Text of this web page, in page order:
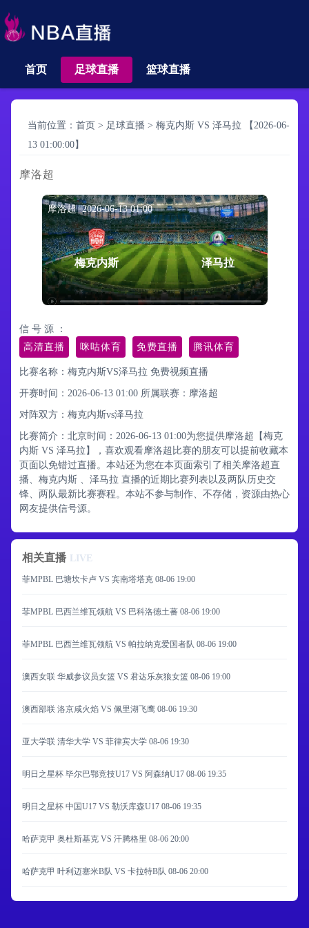
首页 足球直播 篮球直播
当前位置： 首页 > 足球直播 > 梅克内斯 VS 泽马拉 【2026-06-
13 01:00:00】
摩洛超
摩洛超 2026-06-13 01:00
梅克内斯 泽马拉
信 号 源 ：
高清直播
咪咕体育 免费直播 腾讯体育
比赛名称：梅克内斯VS泽马拉 免费视频直播
开赛时间：2026-06-13 01:00 所属联赛： 摩洛超
对阵双方：梅克内斯vs泽马拉
比赛简介：北京时间：2026-06-13 01:00为您提供摩洛超【梅克
内斯 VS 泽马拉】，喜欢观看摩洛超比赛的朋友可以提前收藏本
页面以免错过直播。本站还为您在本页面索引了相关摩洛超直
播、梅克内斯 、泽马拉 直播的近期比赛列表以及两队历史交
锋、两队最新比赛赛程。本站不参与制作、不存储，资源由热心
网友提供信号源。
相关直播 LIVE
菲MPBL 巴塘坎卡卢 VS 宾南塔塔克 08-06 19:00
菲MPBL 巴西兰维瓦领航 VS 巴科洛德土蕃 08-06 19:00
菲MPBL 巴西兰维瓦领航 VS 帕拉纳克爱国者队 08-06 19:00
澳西女联 华威参议员女篮 VS 君达乐灰狼女篮 08-06 19:00
澳西部联 洛京咸火焰 VS 佩里湖飞鹰 08-06 19:30
亚大学联 清华大学 VS 菲律宾大学 08-06 19:30
明日之星杯 毕尔巴鄂竞技U17 VS 阿森纳U17 08-06 19:35
明日之星杯 中国U17 VS 勒沃库森U17 08-06 19:35
哈萨克甲 奥杜斯基克 VS 汗腾格里 08-06 20:00
哈萨克甲 叶利迈塞米B队 VS 卡拉特B队 08-06 20:00